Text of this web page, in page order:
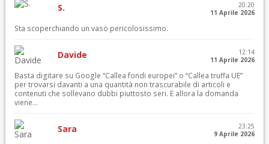
S.
20:20
11 Aprile 2026
Sta scoperchiando un vaso pericolosissimo.
Davide
12:14
11 Aprile 2026
Basta digitare su Google “Callea fondi europei” o “Callea truffa UE”
per trovarsi davanti a una quantità non trascurabile di articoli e
contenuti che sollevano dubbi piuttosto seri. E allora la domanda
viene...
Sara
23:25
9 Aprile 2026